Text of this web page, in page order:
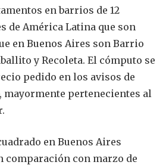
en barrios de 12
de América Latina que son
en Buenos Aires son Barrio
y Recoleta. El cómputo se
pedido en los avisos de
mayormente pertenecientes al
en Buenos Aires
comparación con marzo de